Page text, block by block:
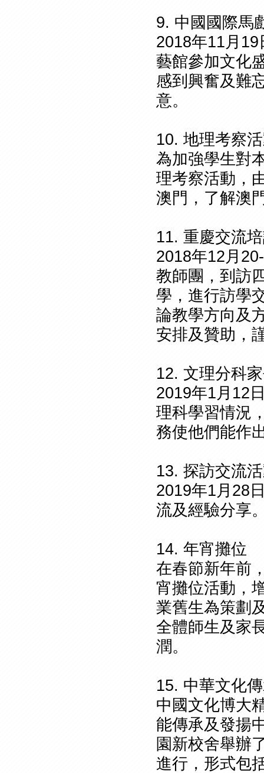
9. 中國國際馬
2018年11月
藝館參加文化
感到興奮及難
意。
10. 地理考察
為加強學生對
理考察活動，
澳門，了解澳
11. 重慶交流
2018年12月
教師團，到訪
學，進行訪學
論教學方向及
安排及贊助，
12. 文理分科
2019年1月12
理科學習情況
務使他們能作
13. 探訪交流
2019年1月28
流及經驗分享
14. 年宵攤位
在春節新年前
宵攤位活動，
業舊生為策劃
全體師生及家
潤。
15. 中華文化
中國文化博大
能傳承及發揚
園新校舍舉辦
進行，形式包